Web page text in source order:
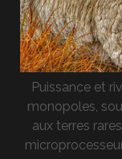
Puissance et
monopoles,
aux terres